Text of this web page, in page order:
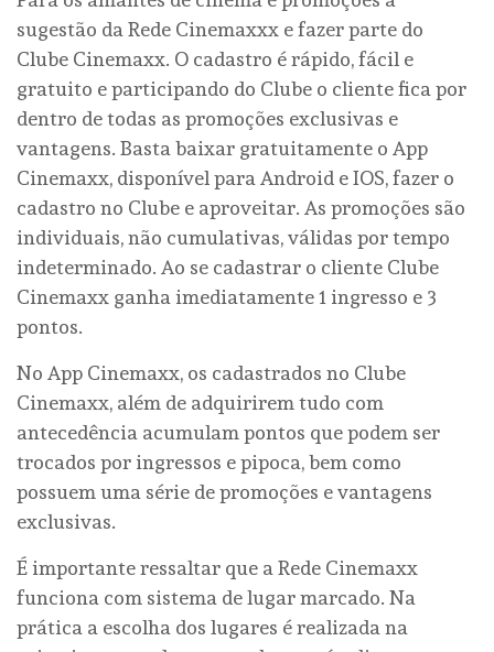
sugestão da Rede Cinemaxxx e fazer parte do
Clube Cinemaxx. O cadastro é rápido, fácil e
gratuito e participando do Clube o cliente fica por
dentro de todas as promoções exclusivas e
vantagens. Basta baixar gratuitamente o App
Cinemaxx, disponível para Android e IOS, fazer o
cadastro no Clube e aproveitar. As promoções são
individuais, não cumulativas, válidas por tempo
indeterminado. Ao se cadastrar o cliente Clube
Cinemaxx ganha imediatamente 1 ingresso e 3
pontos.
No App Cinemaxx, os cadastrados no Clube
Cinemaxx, além de adquirirem tudo com
antecedência acumulam pontos que podem ser
trocados por ingressos e pipoca, bem como
possuem uma série de promoções e vantagens
exclusivas.
É importante ressaltar que a Rede Cinemaxx
funciona com sistema de lugar marcado. Na
prática a escolha dos lugares é realizada na